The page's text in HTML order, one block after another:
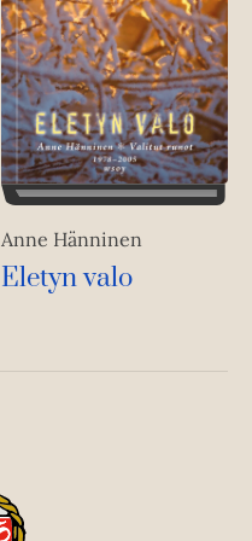
Anne Hänninen
Eletyn valo